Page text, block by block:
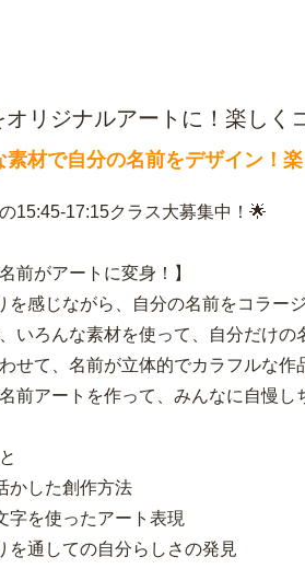
オリジナルアートに！楽し
素材で自分の名前をデザイン！
15:45-17:15クラス大募集中！🌟
前がアートに変身！】
を感じながら、自分の名前をコラー
いろんな素材を使って、自分だけ
せて、名前が立体的でカラフルな
前アートを作って、みんなに自慢し
かした創作方法
字を使ったアート表現
を通しての自分らしさの発見